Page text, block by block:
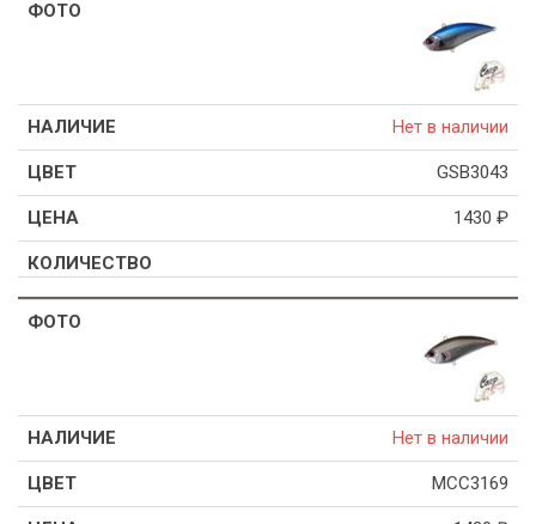
Нет в наличии
GSB3043
1430 ₽
Нет в наличии
MCC3169